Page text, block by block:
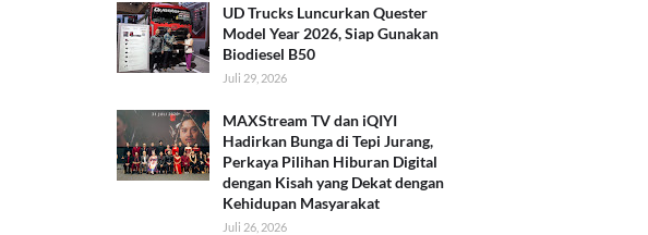
UD Trucks Luncurkan Quester
Model Year 2026, Siap Gunakan
Biodiesel B50
Juli 29, 2026
MAXStream TV dan iQIYI
Hadirkan Bunga di Tepi Jurang,
Perkaya Pilihan Hiburan Digital
dengan Kisah yang Dekat dengan
Kehidupan Masyarakat
Juli 26, 2026